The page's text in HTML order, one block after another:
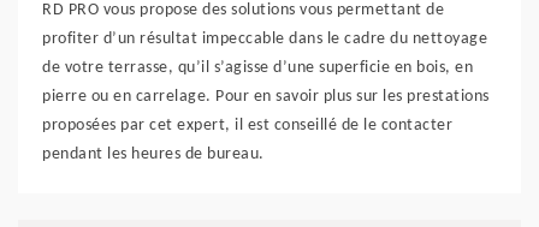
RD PRO vous propose des solutions vous permettant de
profiter d’un résultat impeccable dans le cadre du nettoyage
de votre terrasse, qu’il s’agisse d’une superficie en bois, en
pierre ou en carrelage. Pour en savoir plus sur les prestations
proposées par cet expert, il est conseillé de le contacter
pendant les heures de bureau.